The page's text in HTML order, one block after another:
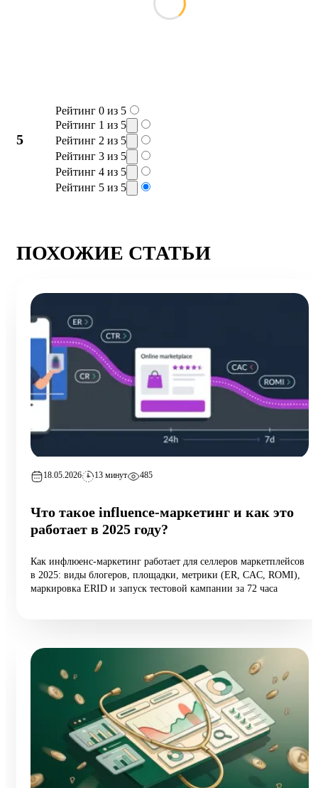
5
Рейтинг 0 из 5
Рейтинг 1 из 5
Рейтинг 2 из 5
Рейтинг 3 из 5
Рейтинг 4 из 5
Рейтинг 5 из 5
ПОХОЖИЕ СТАТЬИ
18.05.2026 13 минут 485
Что такое influence-маркетинг и как это
работает в 2025 году?
Как инфлюенс-маркетинг работает для селлеров маркетплейсов
в 2025: виды блогеров, площадки, метрики (ER, CAC, ROMI),
маркировка ERID и запуск тестовой кампании за 72 часа